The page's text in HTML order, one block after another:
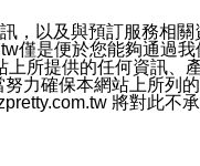
，以及與預訂服務相關
僅是便於您能夠通過
所提供的任何資訊、
力確保本網站上所列
將對此不承